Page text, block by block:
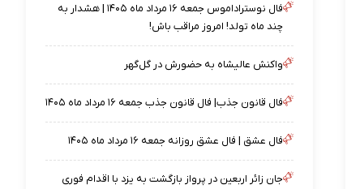
فال نوستراداموس جمعه ۱۶ مرداد ماه ۱۴۰۵ | هشدار به
چند ماه تولد! امروز مراقب باش!
واکنش عالیشاه به حضورش در گل‌گهر
فال قانون جذب| فال قانون جذب جمعه ۱۶ مرداد ماه ۱۴۰۵
فال عشق | فال عشق روزانه جمعه ۱۶ مرداد ماه ۱۴۰۵
جان زائر اربعین در پرواز بازگشت به یزد با اقدام فوری